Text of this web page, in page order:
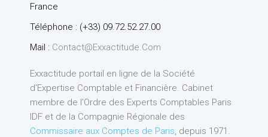
France
Téléphone : (+33) 09.72.52.27.00
Mail : Contact@exxactitude.com
Exxactitude portail en ligne de la Société
d’Expertise Comptable et Financière. Cabinet
membre de l’Ordre des Experts Comptables Paris
IDF et de la Compagnie Régionale des
Commissaire aux Comptes de Paris, depuis 1971.